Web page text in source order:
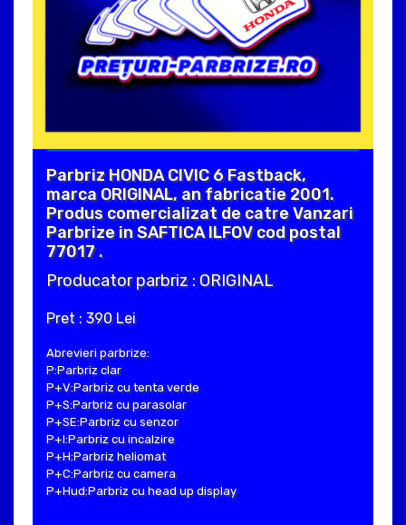
Parbriz HONDA CIVIC 6 Fastback,
marca ORIGINAL, an fabricatie 2001.
Produs comercializat de catre Vanzari
Parbrize in SAFTICA ILFOV cod postal
77017 .
Producator parbriz : ORIGINAL
Pret : 390 Lei
Abrevieri parbrize:
P:Parbriz clar
P+V:Parbriz cu tenta verde
P+S:Parbriz cu parasolar
P+SE:Parbriz cu senzor
P+I:Parbriz cu incalzire
P+H:Parbriz heliomat
P+C:Parbriz cu camera
P+Hud:Parbriz cu head up display